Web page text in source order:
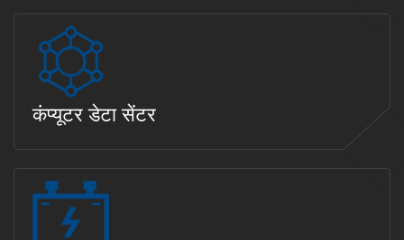
कंप्यूटर डेटा सेंटर